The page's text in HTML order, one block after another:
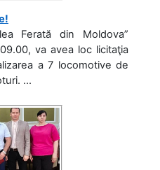
Ferată din Moldova”
va avea loc licitaţia
a 7 locomotive de
...